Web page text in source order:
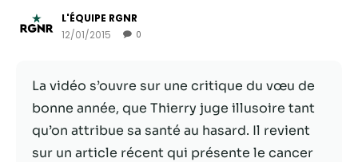
L'ÉQUIPE RGNR
12/01/2015
0
La vidéo s’ouvre sur une critique du vœu de
bonne année, que Thierry juge illusoire tant
qu’on attribue sa santé au hasard. Il revient
sur un article récent qui présente le cancer